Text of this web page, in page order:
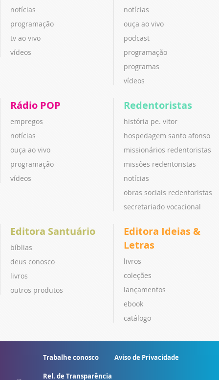
notícias
programação
tv ao vivo
vídeos
notícias
ouça ao vivo
podcast
programação
programas
vídeos
Rádio POP
empregos
notícias
ouça ao vivo
programação
vídeos
Redentoristas
história pe. vitor
hospedagem santo afonso
missionários redentoristas
missões redentoristas
notícias
obras sociais redentoristas
secretariado vocacional
Editora Santuário
bíblias
deus conosco
livros
outros produtos
Editora Ideias &
Letras
livros
coleções
lançamentos
ebook
catálogo
Trabalhe conosco Aviso de Privacidade
Rel. de Transparência